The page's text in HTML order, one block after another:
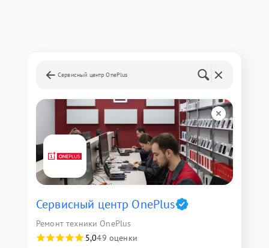
Сервисный центр OnePlus
Сервисный центр OnePlus
Ремонт техники OnePlus
5,049 оценки